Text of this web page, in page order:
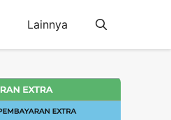
Lainnya